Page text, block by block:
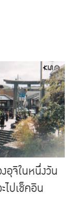
อุจิในหนึ่งวัน
ไปเช็คอิน